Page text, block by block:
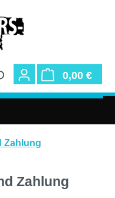
0,00 €
Zahlung
Zahlung